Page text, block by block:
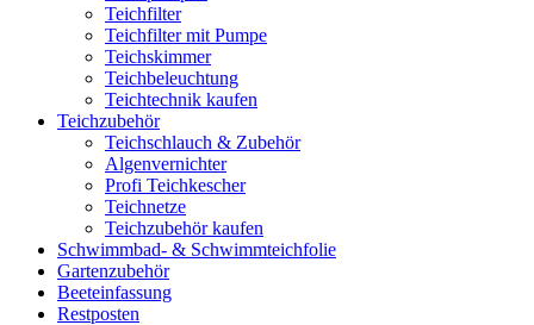
Teichfilter
Teichfilter mit Pumpe
Teichskimmer
Teichbeleuchtung
Teichtechnik kaufen
Teichzubehör
Teichschlauch & Zubehör
Algenvernichter
Profi Teichkescher
Teichnetze
Teichzubehör kaufen
Schwimmbad- & Schwimmteichfolie
Gartenzubehör
Beeteinfassung
Restposten